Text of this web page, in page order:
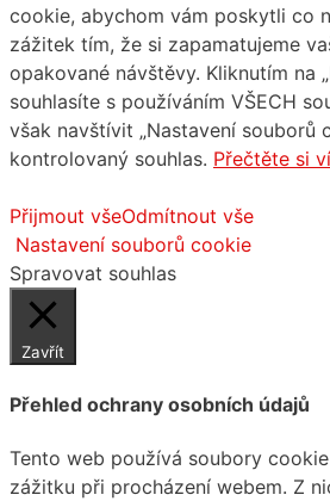
cookie, abychom vám poskytli co
zážitek tím, že si zapamatujeme
opakované návštěvy. Kliknutím na
souhlasíte s používáním VŠECH
však navštívit „Nastavení souborů
kontrolovaný souhlas. Přečtěte si
Přijmout všeOdmítnout vše
Nastavení souborů cookie
Spravovat souhlas
Zavřít
Přehled ochrany osobních údajů
Tento web používá soubory
zážitku při procházení webem. Z